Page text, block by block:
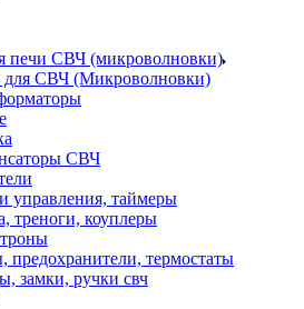
печи СВЧ (микроволновки)
СВЧ (Микроволновки)
СВЧ
управления, таймеры
треноги, коуплеры
предохранители, термостаты
замки, ручки свч